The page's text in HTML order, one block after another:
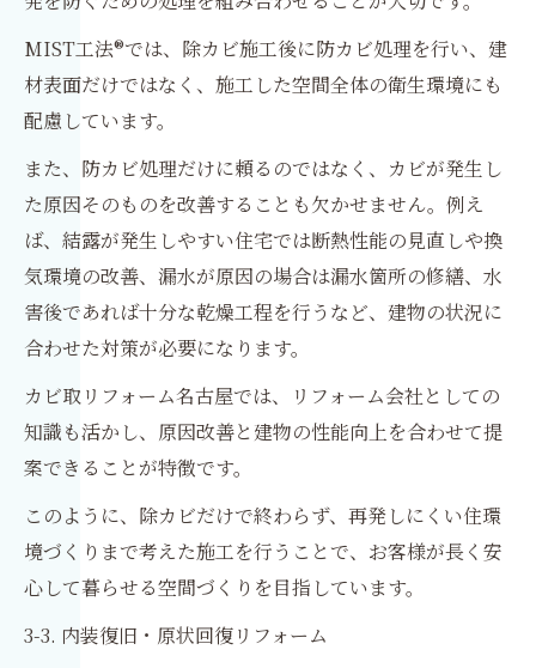
MIST工法®では、除カビ施工後に防カビ処理を行い、建
材表面だけではなく、施工した空間全体の衛生環境にも
配慮しています。
また、防カビ処理だけに頼るのではなく、カビが発生し
た原因そのものを改善することも欠かせません。例え
ば、結露が発生しやすい住宅では断熱性能の見直しや換
気環境の改善、漏水が原因の場合は漏水箇所の修繕、水
害後であれば十分な乾燥工程を行うなど、建物の状況に
合わせた対策が必要になります。
カビ取リフォーム名古屋では、リフォーム会社としての
知識も活かし、原因改善と建物の性能向上を合わせて提
案できることが特徴です。
このように、除カビだけで終わらず、再発しにくい住環
境づくりまで考えた施工を行うことで、お客様が長く安
心して暮らせる空間づくりを目指しています。
3-3. 内装復旧・原状回復リフォーム